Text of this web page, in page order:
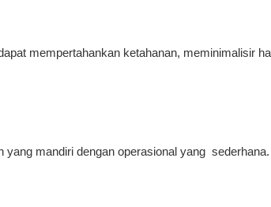
mempertahankan ketahanan, meminimalisir
mandiri dengan operasional yang